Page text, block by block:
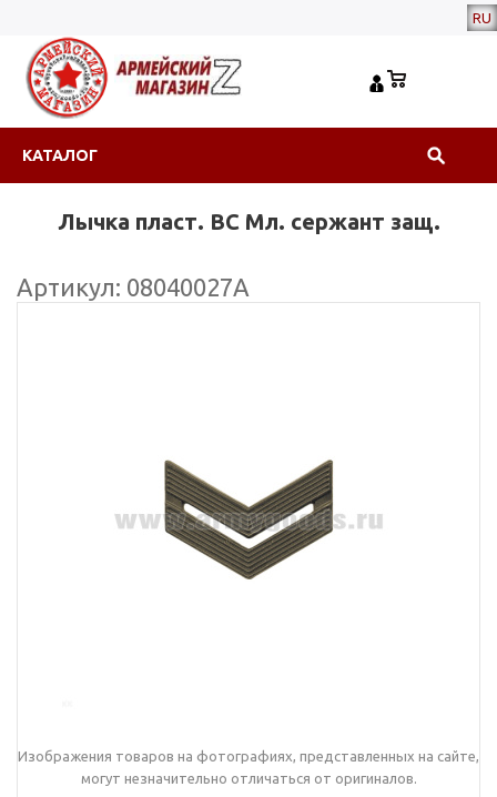
RU
КАТАЛОГ
Лычка пласт. ВС Мл. сержант защ.
Артикул: 08040027А
Изображения товаров на фотографиях, представленных на сайте,
могут незначительно отличаться от оригиналов.